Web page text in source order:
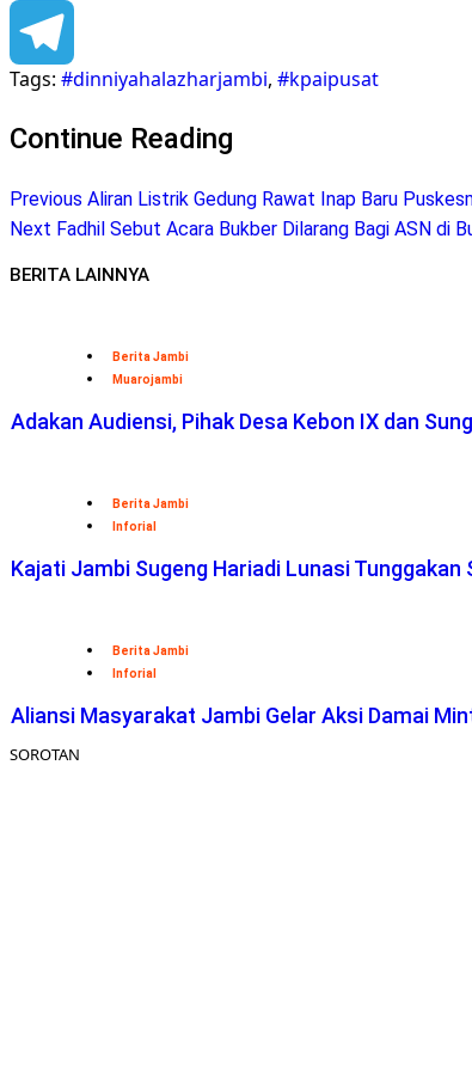
Facebook
Telegram
Tags: #dinniyahalazharjambi, #kpaipusat
Continue Reading
Previous Aliran Listrik Gedung Rawat Inap Baru
Next Fadhil Sebut Acara Bukber Dilarang Bagi ASN di
BERITA LAINNYA
Berita Jambi
Muarojambi
Adakan Audiensi, Pihak Desa Kebon IX dan
Berita Jambi
Inforial
Kajati Jambi Sugeng Hariadi Lunasi
Berita Jambi
Inforial
Aliansi Masyarakat Jambi Gelar Aksi Damai
SOROTAN